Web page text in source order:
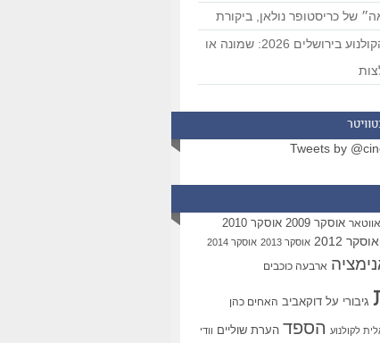
של כריסטופר נולאן, ביקורת
פסטיבל הקולנוע בירושלים 2026: שמונה או
Tweets by
אווטאר אוסקר 2009 אוסקר 2010
אוסקר 2012 אוסקר 2013 אוסקר 2014
ארבעה כוכבים
גיבורי על דוקאביב האחים כהן
לקולנוע הספד הערת שוליים וודי